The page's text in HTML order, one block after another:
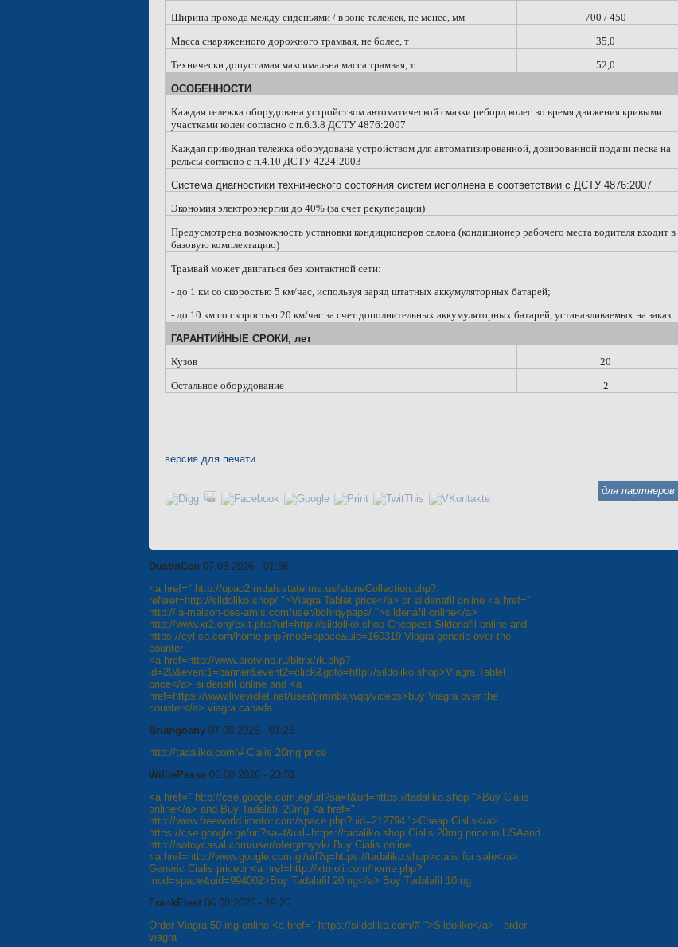
Ширина прохода между сиденьями / в зоне тележек, не менее, мм
700 / 450
Масса снаряженного дорожного трамвая, не более, т
35,0
Технически допустимая максимальна масса трамвая, т
52,0
ОСОБЕННОСТИ
Каждая тележка оборудована устройством автоматической смазки реборд колес во время движения кривыми
участками колеи согласно с п.6.3.8 ДСТУ 4876:2007
Каждая приводная тележка оборудована устройством для автоматизированной, дозированной подачи песка на
рельсы согласно с п.4.10 ДСТУ 4224:2003
Система диагностики технического состояния систем исполнена в соответствии с ДСТУ 4876:2007
Экономия электроэнергии до 40% (за счет рекуперации)
Предусмотрена возможность установки кондиционеров салона (кондиционер рабочего места водителя входит в
базовую комплектацию)
Трамвай может двигаться без контактной сети:
- до 1 км со скоростью 5 км/час, используя заряд штатных аккумуляторных батарей;
- до 10 км со скоростью 20 км/час за счет дополнительных аккумуляторных батарей, устанавливаемых на заказ
ГАРАНТИЙНЫЕ СРОКИ, лет
Кузов
20
Остальное оборудование
2
версия для печати
для партнеров
DustinCen 07.08.2026 - 01:56
<a href=" http://opac2.mdah.state.ms.us/stoneCollection.php?
referer=http://sildoliko.shop/ ">Viagra Tablet price</a> or sildenafil online <a href="
http://la-maison-des-amis.com/user/bohrqypaps/ ">sildenafil online</a>
http://www.xr2.org/exit.php?url=http://sildoliko.shop Cheapest Sildenafil online and
https://cyl-sp.com/home.php?mod=space&uid=160319 Viagra generic over the
counter
<a href=http://www.protvino.ru/bitrix/rk.php?
id=20&event1=banner&event2=click&goto=http://sildoliko.shop>Viagra Tablet
price</a> sildenafil online and <a
href=https://www.liveviolet.net/user/prmnbxjwqq/videos>buy Viagra over the
counter</a> viagra canada
Briangoany 07.08.2026 - 01:25
http://tadaliko.com/# Cialis 20mg price
WilliePesse 06.08.2026 - 23:51
<a href=" http://cse.google.com.eg/url?sa=t&url=https://tadaliko.shop ">Buy Cialis
online</a> and Buy Tadalafil 20mg <a href="
http://www.freeworld.imotor.com/space.php?uid=212794 ">Cheap Cialis</a>
https://cse.google.ge/url?sa=t&url=https://tadaliko.shop Cialis 20mg price in USAand
http://sotoycasal.com/user/ofergrmyyk/ Buy Cialis online
<a href=http://www.google.com.gi/url?q=https://tadaliko.shop>cialis for sale</a>
Generic Cialis priceor <a href=http://ktmoli.com/home.php?
mod=space&uid=994002>Buy Tadalafil 20mg</a> Buy Tadalafil 10mg
FrankElest 06.08.2026 - 19:26
Order Viagra 50 mg online <a href=" https://sildoliko.com/# ">Sildoliko</a> - order
viagra